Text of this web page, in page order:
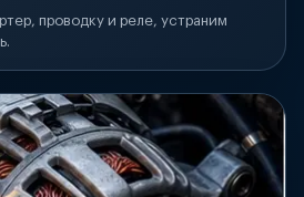
проводку и реле, устраним